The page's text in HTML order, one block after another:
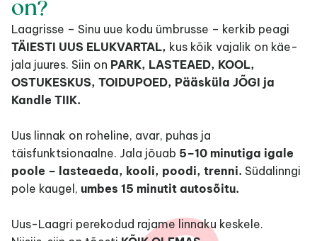
on?
TÄIESTI UUS ELUKVARTAL, kus kõik vajalik on käe-
jala juures. Siin on PARK, LASTEAED, KOOL,
OSTUKESKUS, TOIDUPOED, Pääsküla JÕGI ja
Kandle TIIK.
Uus linnak on roheline, avar, puhas ja
täisfunktsionaalne. Jala jõuab 5–10 minutiga igale
poole – lasteaeda, kooli, poodi, trenni. Südalinngi
pole kaugel, umbes 15 minutit autosõitu.
Uus-Laagri perekodud rajame linnaku keskele.